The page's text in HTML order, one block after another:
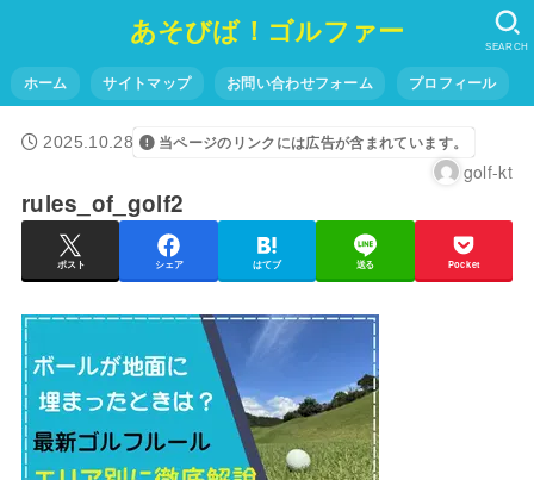
あそびば！ゴルファー
ホーム サイトマップ お問い合わせフォーム プロフィール
SEARCH
2025.10.28 当ページのリンクには広告が含まれています。
golf-kt
rules_of_golf2
ポスト シェア はてブ 送る Pocket